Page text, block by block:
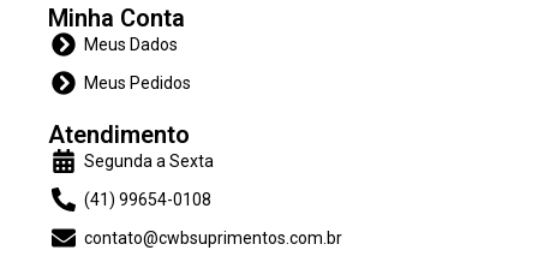
Minha Conta
Meus Dados
Meus Pedidos
Atendimento
Segunda a Sexta
(41) 99654-0108
contato@cwbsuprimentos.com.br